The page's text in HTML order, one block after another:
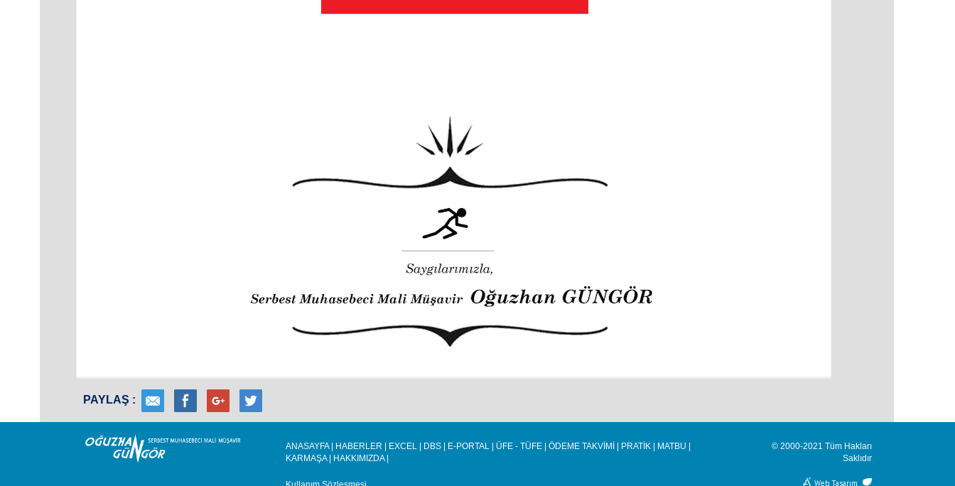
PAYLAŞ :
ANASAYFA| HABERLER EXCEL DBS E-PORTAL ÜFE - TÜFE ÖDEME TAKVİMİ PRATİK MATBU
KARMAŞA| HAKKIMIZDA|
© 2000-2021 Tüm Hakları
Saklıdır
Web Tasarım